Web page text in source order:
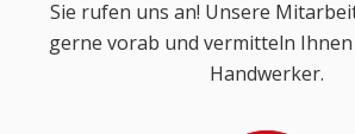
Sie rufen uns an! Unsere
gerne vorab und vermitteln
Handwerker.